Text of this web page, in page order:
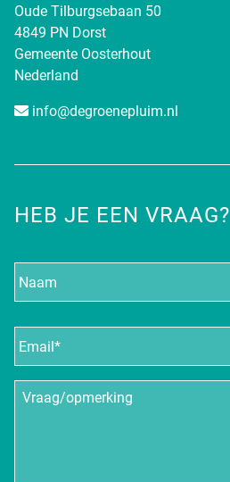
Oude Tilburgsebaan 50
4849 PN Dorst
Gemeente Oosterhout
Nederland
info@degroenepluim.nl
HEB JE EEN VRAAG?
E-
mailadres
Vraag/opmerking